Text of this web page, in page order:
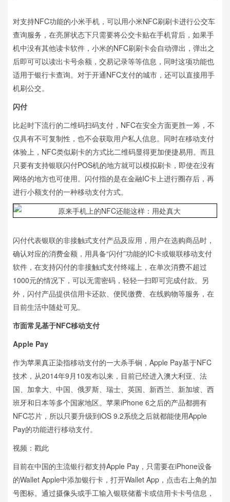
对支持NFC功能的小米手机，可以用小米NFC刷刷卡进行公交车
查询服务，在亮屏状态下只需要将公交卡贴在手机背后，如果手
机中没有其他读卡软件，小米的NFC刷刷卡会自动弹出，弹出之
后即可可以读出卡号余额，交易记录等等信息，同时这项功能也
适用于银行卡查询。对于开通NFC支付的城市，还可以直接用手
机刷公交。
闪付
比起时下流行的二维码扫码支付，NFC在安全方面更胜一筹，不
仅具有不可复制性，也不会获取用户私人信息。同时在移动支付
体验上，NFC类似刷卡的方式比二维码显得更加便捷易用。而且
只要有支持银联闪付POS机的地方就可以模拟刷卡，即使在没有
网络的地方也可使用。闪付指的是在金融IC卡上进行圈存后，再
进行小额支付的一种移动支付方式。
闪付代表银联的非接触式支付产品及应用，用户在选购商品时，
确认对应的消费金额，用具备“闪付”功能的IC卡或银联移动支付
软件，在支持闪付的非接触式支付终端上，在单次消费不超过
1000元的情况下，可以无需密码，轻轻一扫即可完成付款。另
外，闪付产品提供信用卡还款、便民缴费、在线购物等服务，在
目前生活中随处可见。
市面常见基于NFC移动支付
Apple Pay
作为苹果真正染指移动支付的一大杀手锏，Apple Pay基于NFC
技术，从2014年9月10发布以来，目前已经进入澳大利亚、法
国、加拿大、中国、俄罗斯、瑞士、英国、新西兰、新加坡、西
班牙和日本等多个国家地区。苹果iPhone 6之后的产品都拥有
NFC芯片，所以只要升级到iOS 9.2系统之后就都能使用Apple
Pay的功能进行移动支付。
视频：戳此
目前在中国的主流银行都支持Apple Pay，只需要在iPhone设备
的Wallet Apple中添加银行卡，打开Wallet App，点击右上角的加
号图标。通过摄像头或手工输入银联储蓄卡或信用卡卡号信息，